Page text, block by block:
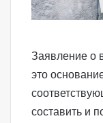
Заявление о
это
составить и